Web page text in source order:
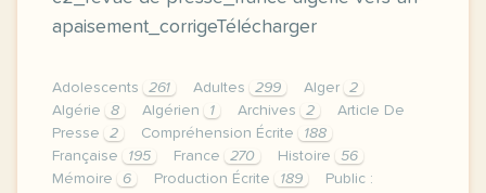
apaisement_corrigeTélécharger
Adolescents 261 Adultes 299 Alger
2
Algérie
8 Algérien 1 Archives 2
Article De
Presse
2 Compréhension Écrite
188
Française
195 France 270 Histoire
56
Mémoire
6 Production Écrite 189
Public :